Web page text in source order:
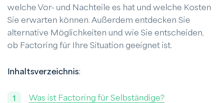
welche Vor- und Nachteile es hat und welche Kosten
Sie erwarten können. Außerdem entdecken Sie
alternative Möglichkeiten und wie Sie entscheiden,
ob Factoring für Ihre Situation geeignet ist.
Inhaltsverzeichnis:
Was ist Factoring für Selbständige?